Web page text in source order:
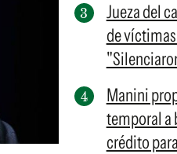
Jueza del
de
Manini
temporal a
crédito